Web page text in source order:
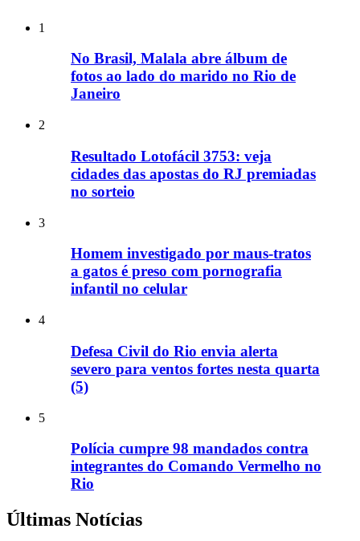
1
No Brasil, Malala abre álbum de
fotos ao lado do marido no Rio de
Janeiro
2
Resultado Lotofácil 3753: veja
cidades das apostas do RJ premiadas
no sorteio
3
Homem investigado por maus-tratos
a gatos é preso com pornografia
infantil no celular
4
Defesa Civil do Rio envia alerta
severo para ventos fortes nesta quarta
(5)
5
Polícia cumpre 98 mandados contra
integrantes do Comando Vermelho no
Rio
Últimas Notícias